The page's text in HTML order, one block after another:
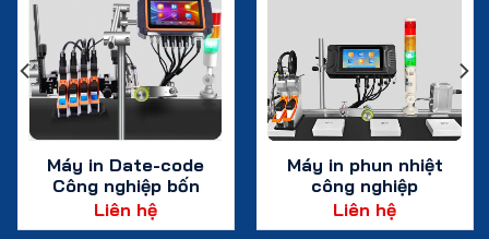
Máy in Date-code
Công nghiệp bốn
đầu Bentsai E64
Liên hệ
Máy in phun nhiệt
công nghiệp
Bentsai E62WP
(Chống nước )
Liên hệ